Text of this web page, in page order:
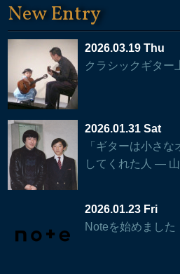
New Entry
2026.03.19 Thu
クラシックギター
2026.01.31 Sat
「ギターは小さ
してくれた人 —
2026.01.23 Fri
Noteを始めました